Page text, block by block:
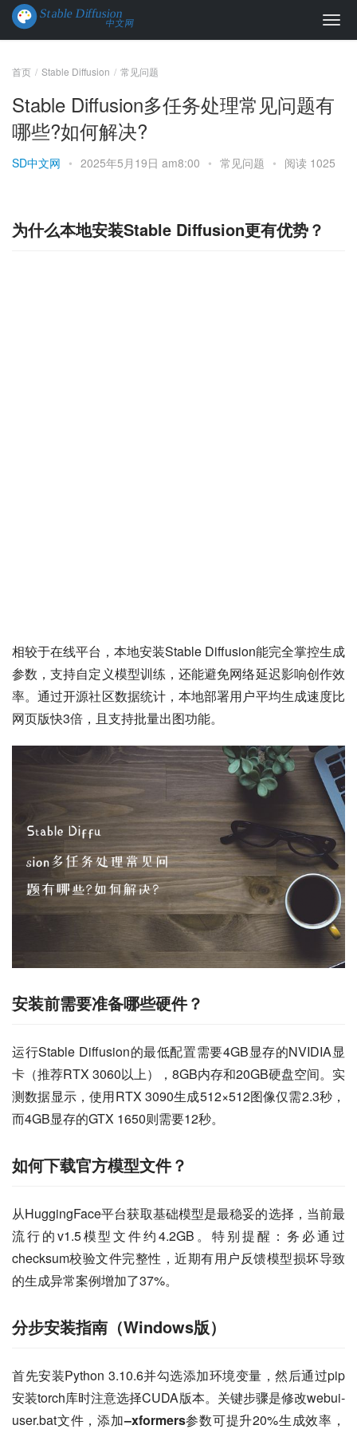
首页 Stable Diffusion 常见问题
Stable Diffusion多任务处理常见问题有
哪些?如何解决?
SD中文网 • 2025年5月19日 am8:00 • 常见问题 • 阅读 1025
为什么本地安装Stable Diffusion更有优势？
相较于在线平台，本地安装Stable Diffusion能完全掌控生成
参数，支持自定义模型训练，还能避免网络延迟影响创作效
率。通过开源社区数据统计，本地部署用户平均生成速度比
网页版快3倍，且支持批量出图功能。
安装前需要准备哪些硬件？
运行Stable Diffusion的最低配置需要4GB显存的NVIDIA显
卡（推荐RTX 3060以上），8GB内存和20GB硬盘空间。实
测数据显示，使用RTX 3090生成512×512图像仅需2.3秒，
而4GB显存的GTX 1650则需要12秒。
如何下载官方模型文件？
从HuggingFace平台获取基础模型是最稳妥的选择，当前最
流行的v1.5模型文件约4.2GB。特别提醒：务必通过
checksum校验文件完整性，近期有用户反馈模型损坏导致
的生成异常案例增加了37%。
分步安装指南（Windows版）
首先安装Python 3.10.6并勾选添加环境变量，然后通过pip
安装torch库时注意选择CUDA版本。关键步骤是修改webui-
user.bat文件，添加–xformers参数可提升20%生成效率，